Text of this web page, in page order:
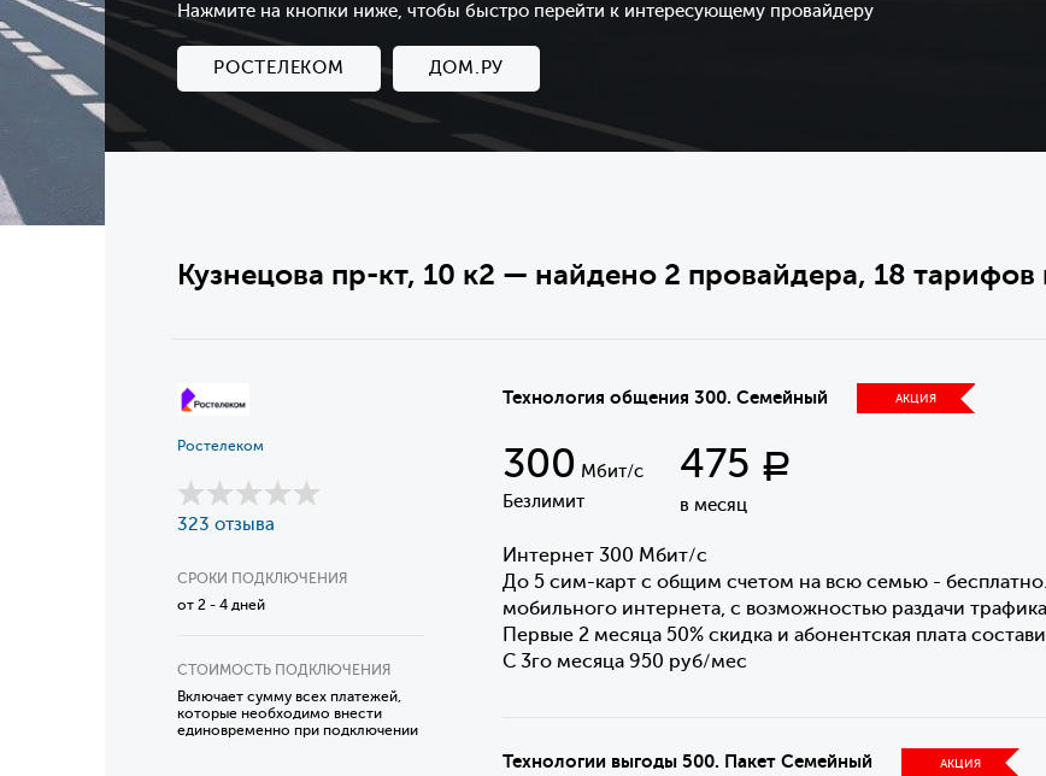
Нажмите на кнопки ниже, чтобы быстро перейти к интересующему провайдеру
РОСТЕЛЕКОМ ДОМ.РУ
Кузнецова пр-кт, 10 к2 — найдено 2 провайдера, 18 тарифов
Ростелеком
323 отзыва
СРОКИ ПОДКЛЮЧЕНИЯ
от 2 - 4 дней
СТОИМОСТЬ ПОДКЛЮЧЕНИЯ
Включает сумму всех платежей,
которые необходимо внести
единовременно при подключении
Технология общения 300. Семейный АКЦИЯ
300 Мбит/с
Безлимит
475 Р
в месяц
Интернет 300 Мбит/с
До 5 сим-карт с общим счетом на всю семью -
мобильного интернета, с возможностью раздачи
Первые 2 месяца 50% скидка и абонентская плата
С 3го месяца 950 руб/мес
Технологии выгоды 500. Пакет Семейный АКЦИЯ